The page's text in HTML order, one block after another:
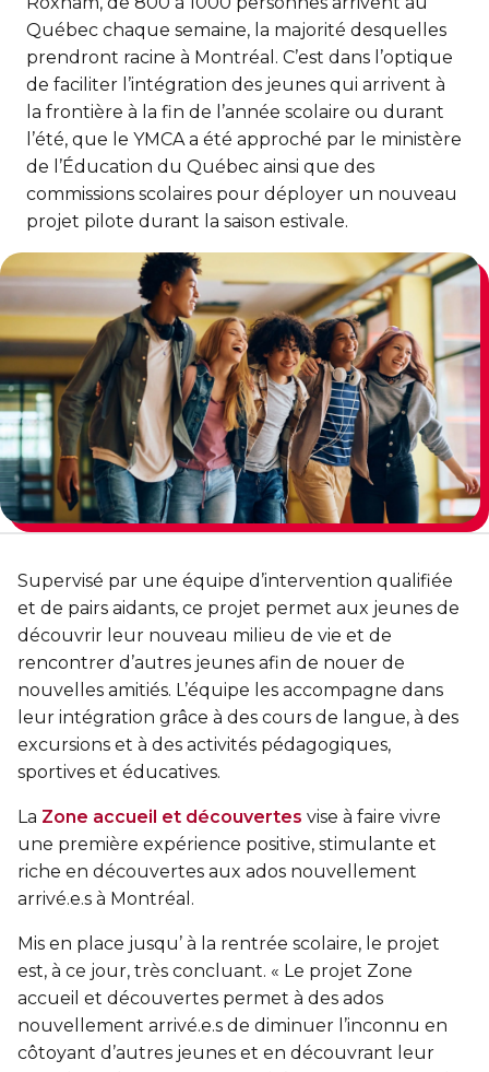
pour enfants
Inscriptions prioritaires : 17 août |
Inscriptions générales : 19 août
DEVENIR MEMBRE
Abonnement
ACTIVITÉS PHYSIQUES
Gym
Cours de groupe
Entraînement privé
Activités et sports au gymnase
Sports pour enfants
Tennis Victoria (Québec)
ACTIVITÉS AQUATIQUES
Piscine
Cours de natation pour enfants
Cours de natation pour adultes
Cours d'aquaforme
Longueurs et bain libres
Sauvetage
Découvrir Kanawana
Installations
Notre équipe
Guide des parents
Expérience internationale
L'histoire de Kanawana
Ancien.ne.s de Kanawana
LES PROGRAMMES
Trouver un camp de vacances
FORFAITS FAMILLE, ÉCOLE ET ENTREPRISE
Inscriptions prioritaires : 17 août |
Inscriptions générales : 19 août
INTERVENTION ET PRÉVENTION
Prévention des dépendances
PERSÉVÉRANCE SCOLAIRE
Passeport pour ma réussite
Soutien aux familles
Prévention du décrochage scolaire
Transition primaire-secondaire
ENGAGEMENT ET LEADERSHIP
Leadership environnemental C-Vert
Café coop
Coop d'initiation à l'entrepreneuriat collectif
Voir tout
SPORTS
Cours de natation pour enfants
Sports pour enfants
ÉCHANGES CULTURELS
CERTIFICATIONS PHYSIQUES
Entraînement privé
Entraînement de groupe
Entraînement pour aîné.e.s
Aquaforme
Voir tout
QUALIFICATIONS AQUATIQUES ET SECOURISME
Sauvetage
Secourisme et RCR
RÉINTÉGRATION COMMUNAUTAIRE
Réinsertion sociale
Travaux compensatoires
Aide à l'emploi
Travail alternatif journalier
Voir tout
TRAVAIL DE RUE ET DE MILIEU
Dans la rue
À YUL Montréal-Trudeau
En sortant de détention
HÉBERGEMENT TEMPORAIRE
Résidence YMCA Tupper
Résidence YMCA Port-Royal
Québec chaque semaine, la majorité desquelles
prendront racine à Montréal. C’est dans l’optique
de faciliter l’intégration des jeunes qui arrivent à
la frontière à la fin de l’année scolaire ou durant
l’été, que le YMCA a été approché par le ministère
de l’Éducation du Québec ainsi que des
commissions scolaires pour déployer un nouveau
projet pilote durant la saison estivale.
Supervisé par une équipe d’intervention qualifiée
et de pairs aidants, ce projet permet aux jeunes de
découvrir leur nouveau milieu de vie et de
rencontrer d’autres jeunes afin de nouer de
nouvelles amitiés. L’équipe les accompagne dans
leur intégration grâce à des cours de langue, à des
excursions et à des activités pédagogiques,
sportives et éducatives.
La Zone accueil et découvertes vise à faire vivre
une première expérience positive, stimulante et
riche en découvertes aux ados nouvellement
arrivé.e.s à Montréal.
Mis en place jusqu’ à la rentrée scolaire, le projet
est, à ce jour, très concluant. « Le projet Zone
accueil et découvertes permet à des ados
nouvellement arrivé.e.s de diminuer l’inconnu en
côtoyant d’autres jeunes et en découvrant leur